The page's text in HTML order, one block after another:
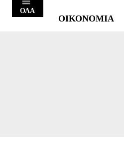
ΟΛΑ
ΟΙΚΟΝΟΜΊΑ